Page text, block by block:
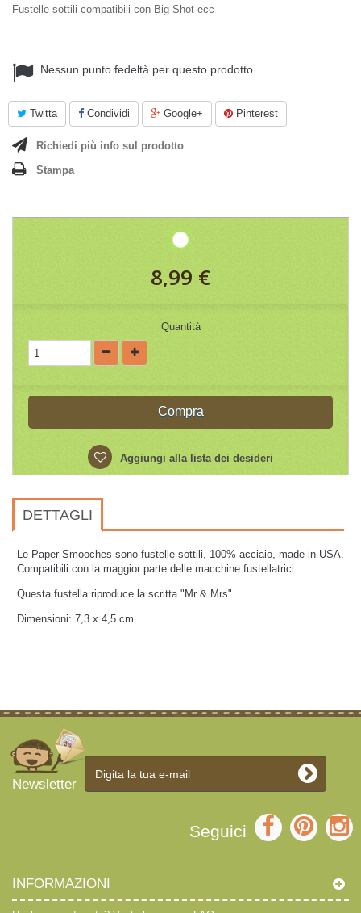
Fustelle sottili compatibili con Big Shot ecc
Nessun punto fedeltà per questo prodotto.
Twitta Condividi Google+ Pinterest
Richiedi più info sul prodotto
Stampa
8,99 €
Quantità
Compra
Aggiungi alla lista dei desideri
DETTAGLI
Le Paper Smooches sono fustelle sottili, 100% acciaio, made in USA.
Compatibili con la maggior parte delle macchine fustellatrici.
Questa fustella riproduce la scritta "Mr & Mrs".
Dimensioni: 7,3 x 4,5 cm
Newsletter
Seguici
INFORMAZIONI